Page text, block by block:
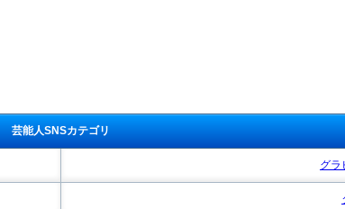
芸能人SNSカテゴリ
グラ